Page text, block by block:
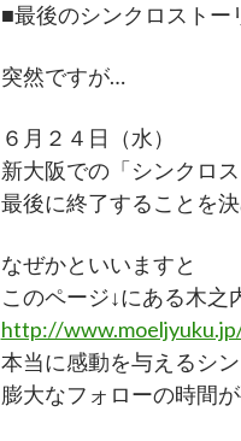
■最後のシンクロストー
突然ですが…
６月２４日（水）
新大阪での「シンクロ
最後に終了することを決
なぜかといいますと
このページ↓にある木之
http://
本当に感動を与えるシ
膨大なフォローの時間が